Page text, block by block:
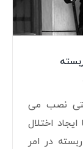
نصب می
اختلال
در امر